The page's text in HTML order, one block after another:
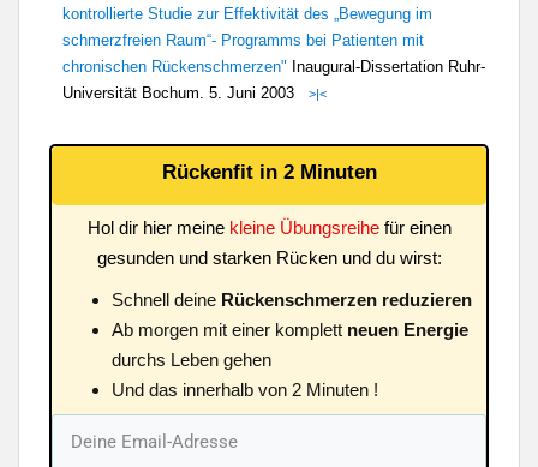
kontrollierte Studie zur Effektivität des „Bewegung im
schmerzfreien Raum“- Programms bei Patienten mit
chronischen Rückenschmerzen" Inaugural-Dissertation Ruhr-
Universität Bochum. 5. Juni 2003
>|<
Rückenfit in 2 Minuten
Hol dir hier meine kleine Übungsreihe für einen
gesunden und starken Rücken und du wirst:
Schnell deine Rückenschmerzen reduzieren
Ab morgen mit einer komplett neuen Energie
durchs Leben gehen
Und das innerhalb von 2 Minuten !